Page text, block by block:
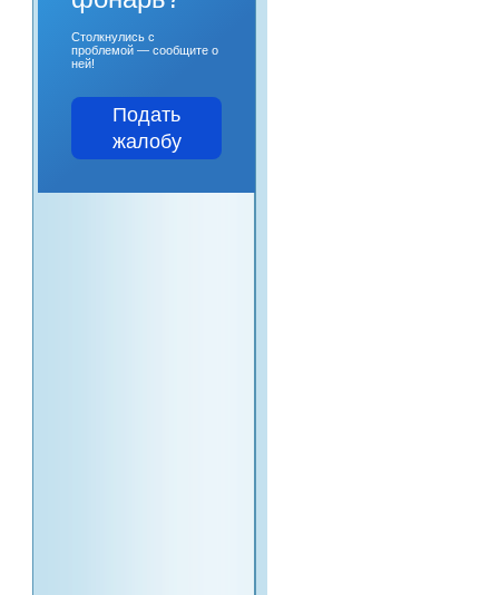
Столкнулись с
проблемой — сообщите о
ней!
Подать
жалобу